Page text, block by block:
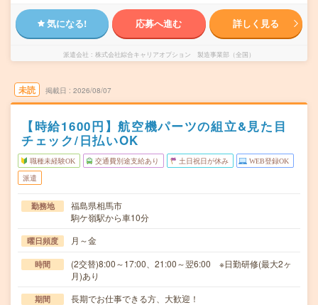
気になる! 応募へ進む 詳しく見る
派遣会社 株式会社綜合キャリアオプション 製造事業部（全国）
未読 掲載日 2026/08/07
【時給1600円】航空機パーツの組立&見た目
チェック/日払いOK
職種未経験OK 交通費別途支給あり 土日祝日が休み WEB登録OK
派遣
勤務地
福島県相馬市
駒ケ嶺駅から車10分
曜日頻度 月～金
時間
(2交替)8:00～17:00、21:00～翌6:00 ※日勤研修(最大2ヶ
月)あり
期間 長期でお仕事できる方、大歓迎！